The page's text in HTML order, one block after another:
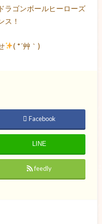
ラゴンボールヒーローズ
ス！
( *´艸｀)
Facebook
LINE
feedly